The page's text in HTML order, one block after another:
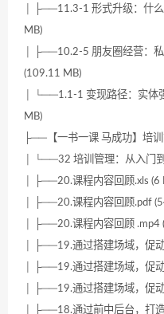
│ ├──11.3-1 形式升级：什
MB)
│ ├──10.2-5 朋友圈经营：
(109.11 MB)
│ └──1.1-1 变现路径：实体
MB)
├──【一书一课 马成功】培
│ └──32 培训管理：从入门
│ ├──20.课程内容回顾.xls (6
│ ├──20.课程内容回顾.pdf
│ ├──20.课程内容回顾 .mp4
│ ├──19.通过搭建场域，促
│ ├──19.通过搭建场域，促
│ ├──19.通过搭建场域，促
│ ├──18.通过前中后台，打